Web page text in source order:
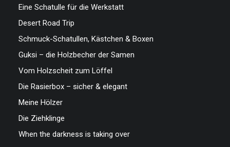
Eine Schatulle für die Werkstatt
Desert Road Trip
Schmuck-Schatullen, Kästchen & Boxen
Guksi – die Holzbecher der Samen
Vom Holzscheit zum Löffel
Die Rasierbox – sicher & elegant
Meine Hölzer
Die Ziehklinge
When the darkness is taking over